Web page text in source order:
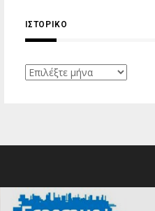
ΙΣΤΟΡΙΚΌ
Ιστορικό